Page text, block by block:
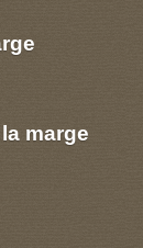
marge